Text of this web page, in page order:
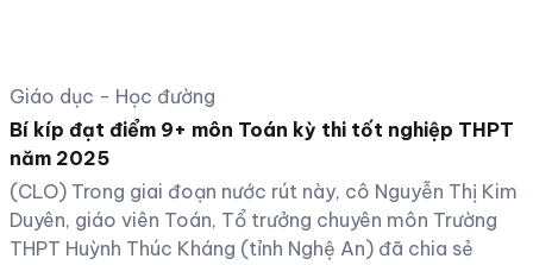
Giáo dục - Học đường
Bí kíp đạt điểm 9+ môn Toán kỳ thi tốt nghiệp THPT
năm 2025
(CLO) Trong giai đoạn nước rút này, cô Nguyễn Thị Kim
Duyên, giáo viên Toán, Tổ trưởng chuyên môn Trường
THPT Huỳnh Thúc Kháng (tỉnh Nghệ An) đã chia sẻ